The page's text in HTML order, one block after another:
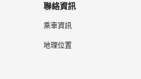
聯絡資訊
乘車資訊
地理位置